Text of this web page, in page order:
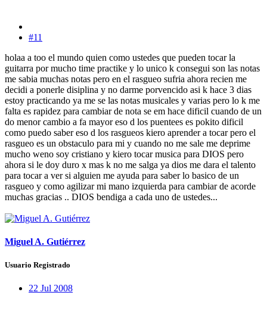
#11
holaa a too el mundo quien como ustedes que pueden tocar la
guitarra por mucho time practike y lo unico k consegui son las notas
me sabia muchas notas pero en el rasgueo sufria ahora recien me
decidi a ponerle disiplina y no darme porvencido asi k hace 3 dias
estoy practicando ya me se las notas musicales y varias pero lo k me
falta es rapidez para cambiar de nota se em hace dificil cuando de un
do menor cambio a fa mayor eso d los puentees es pokito dificil
como puedo saber eso d los rasgueos kiero aprender a tocar pero el
rasgueo es un obstaculo para mi y cuando no me sale me deprime
mucho weno soy cristiano y kiero tocar musica para DIOS pero
ahora si le doy duro x mas k no me salga ya dios me dara el talento
para tocar a ver si alguien me ayuda para saber lo basico de un
rasgueo y como agilizar mi mano izquierda para cambiar de acorde
muchas gracias .. DIOS bendiga a cada uno de ustedes...
Miguel A. Gutiérrez
Usuario Registrado
22 Jul 2008